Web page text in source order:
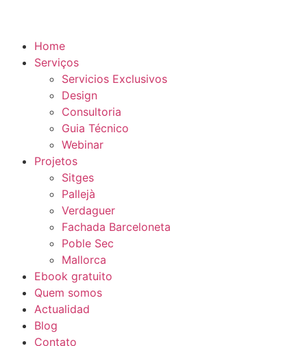
Home
Serviços
Servicios Exclusivos
Design
Consultoria
Guia Técnico
Webinar
Projetos
Sitges
Pallejà
Verdaguer
Fachada Barceloneta
Poble Sec
Mallorca
Ebook gratuito
Quem somos
Actualidad
Blog
Contato